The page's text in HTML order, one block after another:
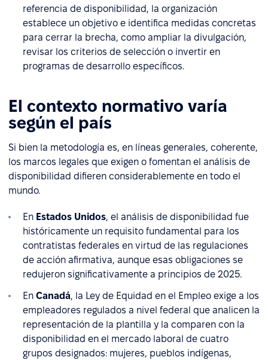
referencia de disponibilidad, la organización
establece un objetivo e identifica medidas concretas
para cerrar la brecha, como ampliar la divulgación,
revisar los criterios de selección o invertir en
programas de desarrollo específicos.
El contexto normativo varía
según el país
Si bien la metodología es, en líneas generales, coherente,
los marcos legales que exigen o fomentan el análisis de
disponibilidad difieren considerablemente en todo el
mundo.
En Estados Unidos, el análisis de disponibilidad fue
históricamente un requisito fundamental para los
contratistas federales en virtud de las regulaciones
de acción afirmativa, aunque esas obligaciones se
redujeron significativamente a principios de 2025.
En Canadá, la Ley de Equidad en el Empleo exige a los
empleadores regulados a nivel federal que analicen la
representación de la plantilla y la comparen con la
disponibilidad en el mercado laboral de cuatro
grupos designados: mujeres, pueblos indígenas,